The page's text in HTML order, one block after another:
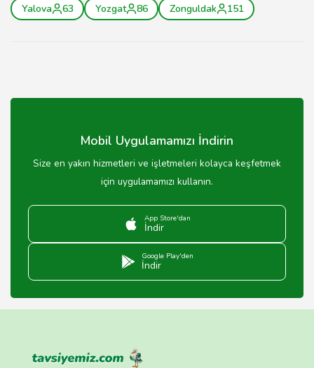
Yalova
63 Yozgat 86 Zonguldak 151
Mobil Uygulamamızı İndirin
Size en yakın hizmetleri ve işletmeleri kolayca keşfetmek
için uygulamamızı kullanın.
App Store'dan
İndir
Google Play'den
İndir